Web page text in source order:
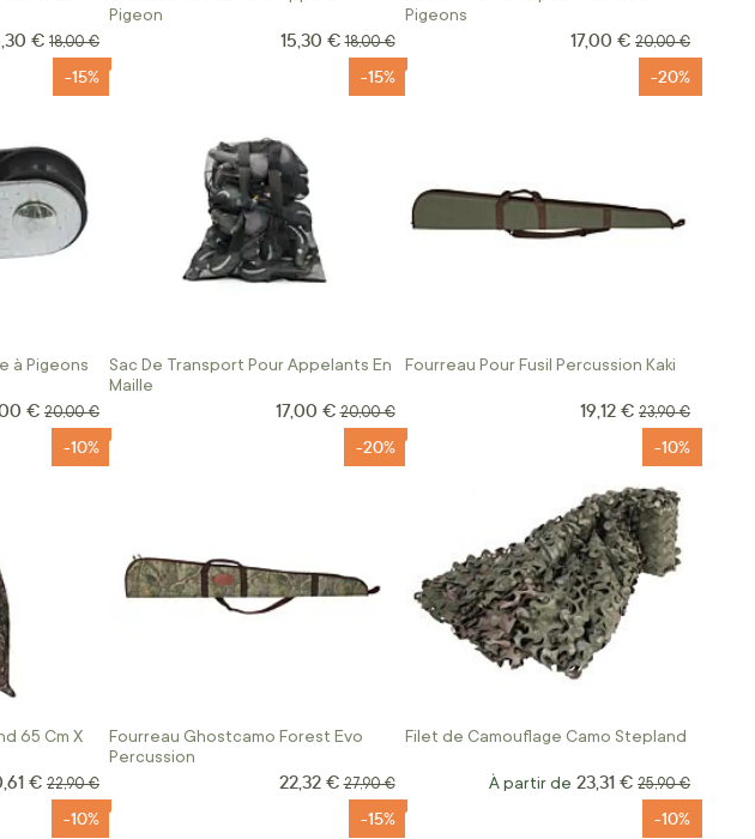
€ Prix normal
18,00 €
Pigeon
Prix Spécial
15,30 € Prix normal
18,00 €
Pigeons
Prix Spécial
17,00 € Prix normal
20,00 €
à Pigeons
-15%
Spécial
€ Prix normal
20,00 €
Sac De Transport Pour Appelants En
Maille
-15%
Prix Spécial
17,00 € Prix normal
20,00 €
Fourreau Pour Fusil Percussion Kaki
-20%
Prix Spécial
19,12 € Prix normal
23,90 €
65 Cm X
-10%
Spécial
€ Prix normal
22,90 €
Fourreau Ghostcamo Forest Evo
Percussion
-20%
Prix Spécial
22,32 € Prix normal
27,90 €
Filet de Camouflage Camo Stepland
-10%
À partir de 23,31 € Prix normal
25,90 €
-10% -15% -10%